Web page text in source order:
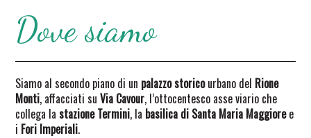
Dove siamo
Siamo al secondo piano di un palazzo storicourbano del Rione
Monti, affacciati su Via Cavour, l’ottocentesco asse viario che
collega la stazione Termini, la basilica di Santa Maria Maggioree
i Fori Imperiali.